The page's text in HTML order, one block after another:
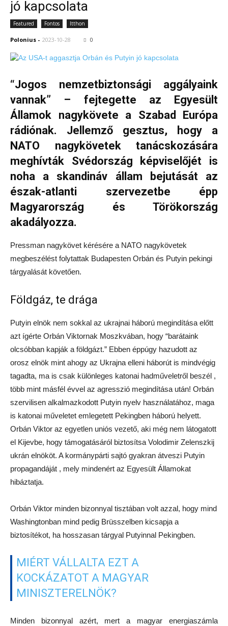
jó kapcsolata
Featured Fontos Itthon
Polonius - 2023-10-28 0
“Jogos nemzetbiztonsági aggályaink
vannak” – fejtegette az Egyesült
Államok nagykövete a Szabad Európa
rádiónak. Jellemző gesztus, hogy a
NATO nagykövetek tanácskozására
meghívták Svédország képviselőjét is
noha a skandináv állam bejutását az
észak-atlanti szervezetbe épp
Magyarország és Törökország
akadályozza.
Pressman nagykövet kérésére a NATO nagykövetek
megbeszélést folytattak Budapesten Orbán és Putyin pekingi
tárgyalását követően.
Földgáz, te drága
Putyin elnök nem sokkal az ukrajnai háború megindítása előtt
azt ígérte Orbán Viktornak Moszkvában, hogy “barátaink
olcsóbban kapják a földgázt.” Ebben éppúgy hazudott az
orosz elnök mint ahogy az Ukrajna elleni háborút is mindvégig
tagadta, ma is csak különleges katonai hadműveletről beszél ,
több mint másfél évvel az agresszió megindítása után! Orbán
szervilisen alkalmazkodott Putyin nyelv használatához, maga
is katonai műveletet emlegetett Pekingben háború helyett.
Orbán Viktor az egyetlen uniós vezető, aki még nem látogatott
el Kijevbe, hogy támogatásáról biztosítsa Volodimir Zelenszkij
ukrán elnököt. A kormánypárti sajtó gyakran átveszi Putyin
propagandáját , mely mindenért az Egyesült Államokat
hibáztatja.
Orbán Viktor minden bizonnyal tisztában volt azzal, hogy mind
Washingtonban mind pedig Brüsszelben kicsapja a
biztosítékot, ha hosszasan tárgyal Putyinnal Pekingben.
MIÉRT VÁLLALTA EZT A
KOCKÁZATOT A MAGYAR
MINISZTERELNÖK?
Minden bizonnyal azért, mert a magyar energiaszámla